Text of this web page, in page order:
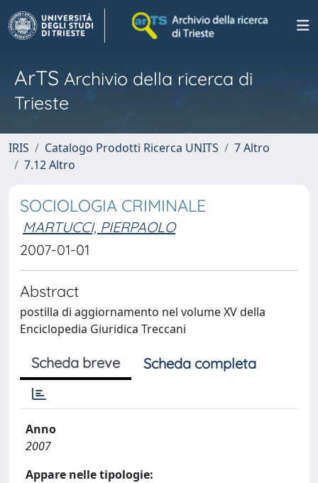
ArTS Archivio della ricerca di
Trieste
IRIS Catalogo Prodotti Ricerca UNITS
7 Altro
7.12 Altro
SOCIOLOGIA CRIMINALE
MARTUCCI, PIERPAOLO
2007-01-01
Abstract
postilla di aggiornamento nel volume XV della
Enciclopedia Giuridica Treccani
Scheda breve Scheda completa
Anno
2007
Appare nelle tipologie: